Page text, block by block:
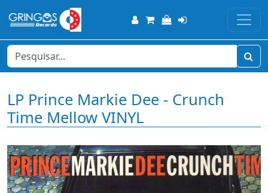
LP Prince Markie Dee - Crunch
Time Mellow VINYL